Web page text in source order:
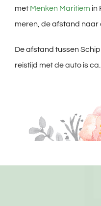
met Menken Maritiem in
meren, de afstand naar
De afstand tussen
reistijd met de auto is